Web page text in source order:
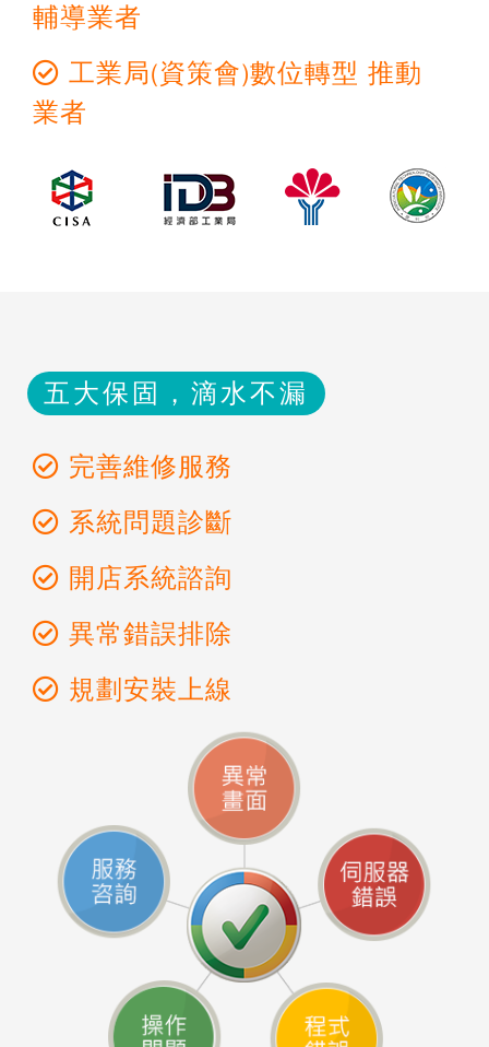
輔導業者
工業局(資策會)數位轉型 推動
業者
五大保固，滴水不漏
完善維修服務
系統問題診斷
開店系統諮詢
異常錯誤排除
規劃安裝上線